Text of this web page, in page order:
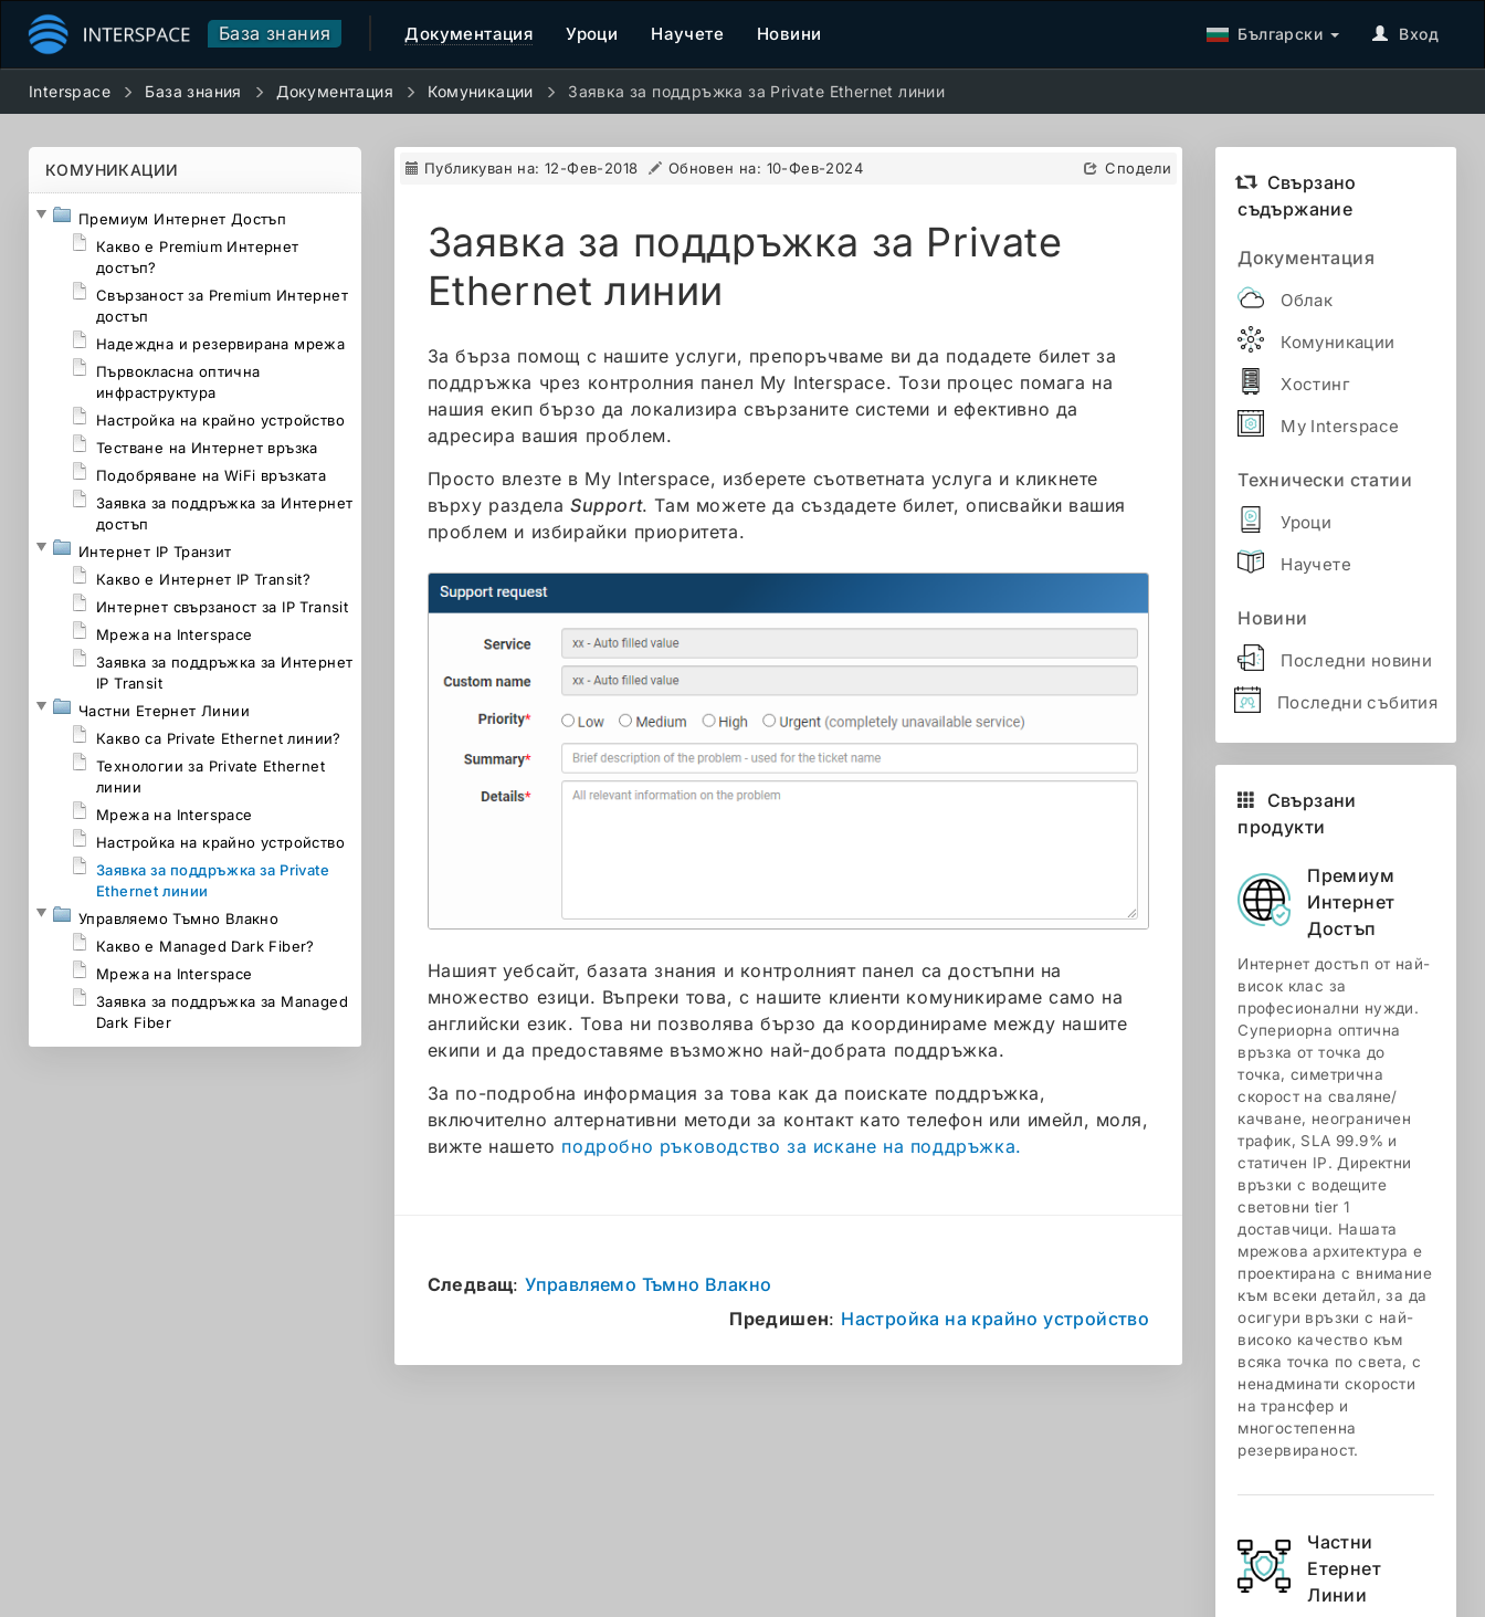
База знания Документация Уроци Научете Новини Български Вход
Interspace База знания Документация Комуникации Заявка за поддръжка за Private Ethernet линии
КОМУНИКАЦИИ
Премиум Интернет Достъп
Какво е Premium Интернет
достъп?
Свързаност за Premium Интернет
достъп
Надеждна и резервирана мрежа
Първокласна оптична
инфраструктура
Настройка на крайно устройство
Тестване на Интернет връзка
Подобряване на WiFi връзката
Заявка за поддръжка за Интернет
достъп
Интернет IP Транзит
Какво е Интернет IP Transit?
Интернет свързаност за IP Transit
Мрежа на Interspace
Заявка за поддръжка за Интернет
IP Transit
Частни Етернет Линии
Какво са Private Ethernet линии?
Технологии за Private Ethernet
линии
Мрежа на Interspace
Настройка на крайно устройство
Заявка за поддръжка за Private
Ethernet линии
Управляемо Тъмно Влакно
Какво е Managed Dark Fiber?
Мрежа на Interspace
Заявка за поддръжка за Managed
Dark Fiber
Публикуван на: 12-Фев-2018 Обновен на: 10-Фев-2024 Сподели
Заявка за поддръжка за Private
Ethernet линии
За бърза помощ с нашите услуги, препоръчваме ви да подадете билет за
поддръжка чрез контролния панел My Interspace. Този процес помага на
нашия екип бързо да локализира свързаните системи и ефективно да
адресира вашия проблем.
Просто влезте в My Interspace, изберете съответната услуга и кликнете
върху раздела Support. Там можете да създадете билет, описвайки вашия
проблем и избирайки приоритета.
Нашият уебсайт, базата знания и контролният панел са достъпни на
множество езици. Въпреки това, с нашите клиенти комуникираме само на
английски език. Това ни позволява бързо да координираме между нашите
екипи и да предоставяме възможно най-добрата поддръжка.
За по-подробна информация за това как да поискате поддръжка,
включително алтернативни методи за контакт като телефон или имейл, моля,
вижте нашето подробно ръководство за искане на поддръжка.
Следващ:Управляемо Тъмно Влакно
Предишен: Настройка на крайно устройство
Свързано
съдържание
Документация
Облак
Комуникации
Хостинг
My Interspace
Технически статии
Уроци
Научете
Новини
Последни новини
Последни събития
Свързани
продукти
Премиум
Интернет
Достъп
Интернет достъп от най-
висок клас за
професионални нужди.
Супериорна оптична
връзка от точка до
точка, симетрична
скорост на сваляне/
качване, неограничен
трафик, SLA 99.9% и
статичен IP. Директни
връзки с водещите
световни tier 1
доставчици. Нашата
мрежова архитектура е
проектирана с внимание
към всеки детайл, за да
осигури връзки с най-
високо качество към
всяка точка по света, с
ненадминати скорости
на трансфер и
многостепенна
резервираност.
Частни
Етернет
Линии